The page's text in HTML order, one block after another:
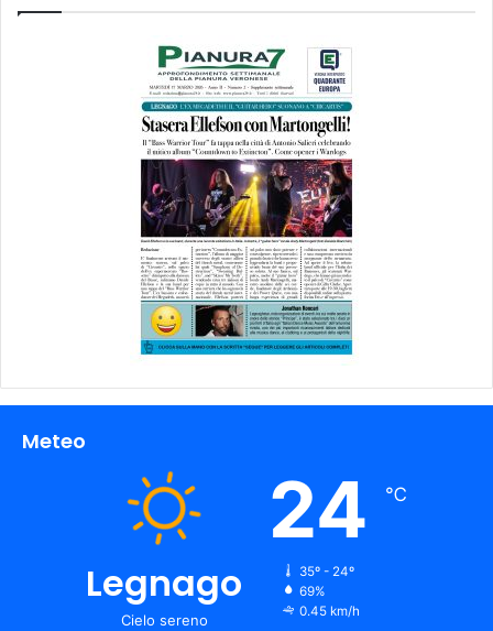
Meteo
Legnago
Cielo sereno
24 ℃
35º - 24º
69%
0.45 km/h